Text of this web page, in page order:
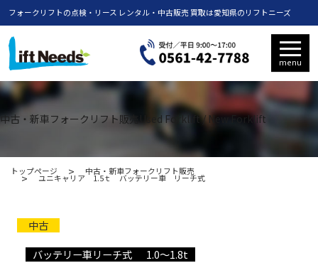
フォークリフトの点検・リース レンタル・中古販売 買取は愛知県のリフトニーズ
menu
中古・新車フォークリフト販売 Used Forklift / New Forklift
トップページ 中古・新車フォークリフト販売
ユニキャリア 1.5ｔ バッテリー車 リーチ式
中古
バッテリー車リーチ式
1.0〜1.8t